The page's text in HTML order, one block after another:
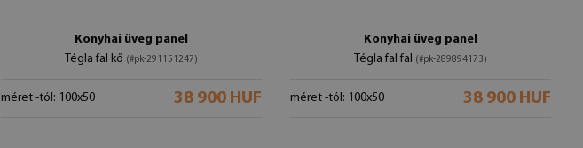
Konyhai üveg panel
Tégla fal kő (#pk-291151247)
méret -tól: 100x50 38 900 HUF
Konyhai üveg panel
Tégla fal fal (#pk-289894173)
méret -tól: 100x50 38 900 HUF